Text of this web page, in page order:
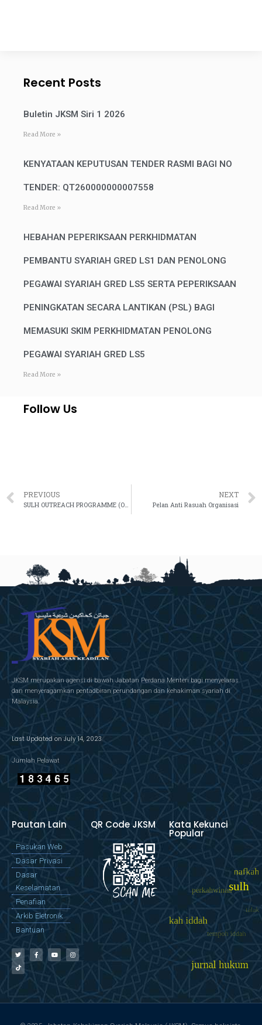
Recent Posts
Buletin JKSM Siri 1 2026
Read More »
KENYATAAN KEPUTUSAN TENDER RASMI BAGI NO
TENDER: QT260000000007558
Read More »
HEBAHAN PEPERIKSAAN PERKHIDMATAN
PEMBANTU SYARIAH GRED LS1 DAN PENOLONG
PEGAWAI SYARIAH GRED LS5 SERTA PEPERIKSAAN
PENINGKATAN SECARA LANTIKAN (PSL) BAGI
MEMASUKI SKIM PERKHIDMATAN PENOLONG
PEGAWAI SYARIAH GRED LS5
Read More »
Follow Us
PREVIOUS
SULH OUTREACH PROGRAMME (OR SULH) ANJURAN JABATAN KEHAKIMAN SYARIAH MALAYSIA (JKSM) DENGAN KERJASAMA ANGKATAN TENTERA MALAYSIA (ATM)TAHUN 2023
NEXT
Pelan Anti Rasuah Organisasi
JKSM merupakan agensi di bawah Jabatan Perdana Menteri bagi menyelaras
dan menyeragamkan pentadbiran perundangan dan kehakiman syariah di
Malaysia.
Last Updated on July 14, 2023
Jumlah Pelawat
Pautan Lain
Pasukan Web
Dasar Privasi
Dasar
Keselamatan
Penafian
Arkib Eletronik
Bantuan
QR Code JKSM Kata Kekunci
Popular